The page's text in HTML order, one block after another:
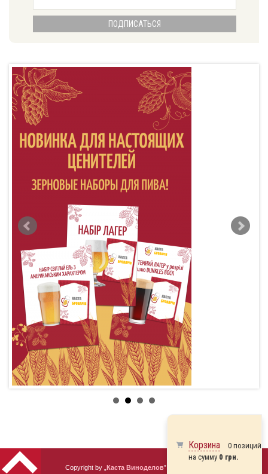
Copyright by „ Каста Виноделов” 2010 - 2026
Корзина
0 позиций
на сумму 0 грн.